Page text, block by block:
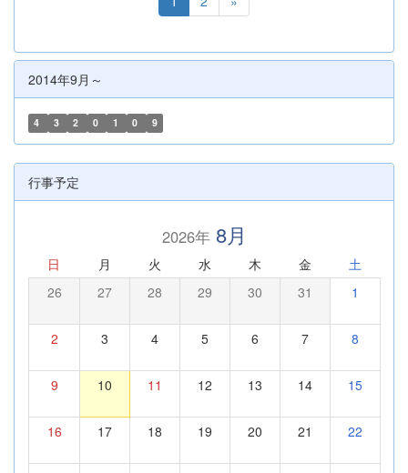
2014年9月～
4 3 2 0 1 0 9
行事予定
2026年8月
日 月 火 水 木 金 土
26 27 28 29 30 31 1
2 3 4 5 6 7 8
9 10 11 12 13 14 15
16 17 18 19 20 21 22